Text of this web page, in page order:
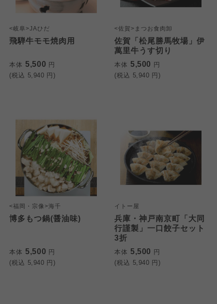
<岐阜>JAひだ
飛騨牛モモ焼肉用
本体 5,500 円
(税込 5,940 円)
<佐賀>まつお食肉卸
佐賀「松尾勝馬牧場」伊
萬里牛うす切り
本体 5,500 円
(税込 5,940 円)
<福岡・宗像>海千
博多もつ鍋(醤油味)
本体 5,500 円
(税込 5,940 円)
イトー屋
兵庫・神戸南京町「大同
行謹製」一口餃子セット
3折
本体 5,500 円
(税込 5,940 円)